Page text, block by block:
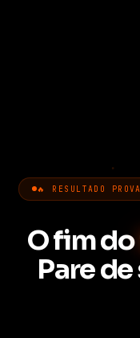
🔥 RESULTADO
O fim do
Pare